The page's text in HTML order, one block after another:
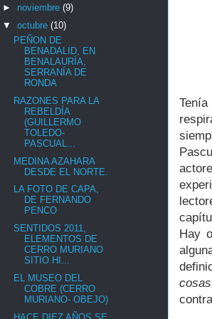
Hay
► noviembre (9)
▼ octubre (10)
PEÑON DE
BENADALID, EN
BENALAURÍA,
SERRANÍA DE
RONDA
RAZONES PARA LA
REBELDÍA
(GUILLERMO
TOLEDO-
PASCUAL...
MEDINA AZAHARA
DESDE EL NORTE.
LA FOTO DE CAPA,
DE FERNANDO
PENCO
SENTIDOS 2011,
ELEMENTOS DE
CERRO MURIANO
SITIO HI...
EL MUSEO DEL
COBRE (CERRO
MURIANO- OBEJO)